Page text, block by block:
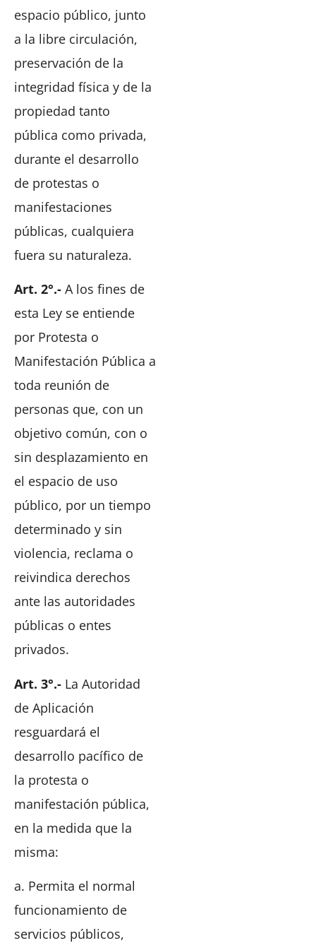
espacio público, junto
a la libre circulación,
preservación de la
integridad física y de la
propiedad tanto
pública como privada,
durante el desarrollo
de protestas o
manifestaciones
públicas, cualquiera
fuera su naturaleza.
Art. 2°.- A los fines de
esta Ley se entiende
por Protesta o
Manifestación Pública a
toda reunión de
personas que, con un
objetivo común, con o
sin desplazamiento en
el espacio de uso
público, por un tiempo
determinado y sin
violencia, reclama o
reivindica derechos
ante las autoridades
públicas o entes
privados.
Art. 3°.- La Autoridad
de Aplicación
resguardará el
desarrollo pacífico de
la protesta o
manifestación pública,
en la medida que la
misma:
a. Permita el normal
funcionamiento de
servicios públicos,